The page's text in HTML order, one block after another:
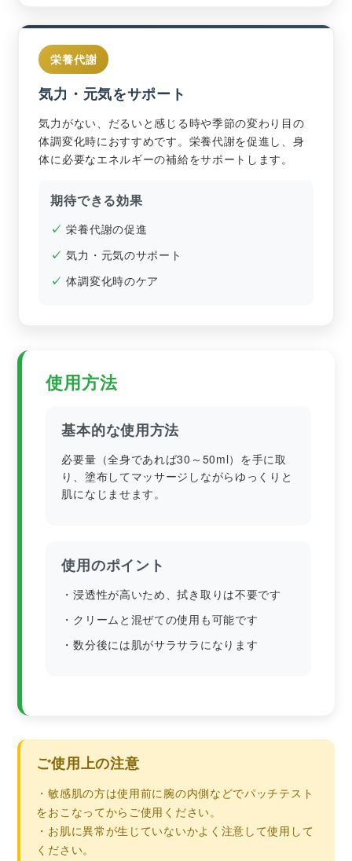
栄養代謝
気力・元気をサポート
気力がない、だるいと感じる時や季節の変わり目の
体調変化時におすすめです。栄養代謝を促進し、身
体に必要なエネルギーの補給をサポートします。
期待できる効果
栄養代謝の促進
気力・元気のサポート
体調変化時のケア
使用方法
基本的な使用方法
必要量（全身であれば30～50ml）を手に取
り、塗布してマッサージしながらゆっくりと
肌になじませます。
使用のポイント
・浸透性が高いため、拭き取りは不要です
・クリームと混ぜての使用も可能です
・数分後には肌がサラサラになります
ご使用上の注意
・敏感肌の方は使用前に腕の内側などでパッチテスト
をおこなってからご使用ください。
・お肌に異常が生じていないかよく注意して使用して
ください。